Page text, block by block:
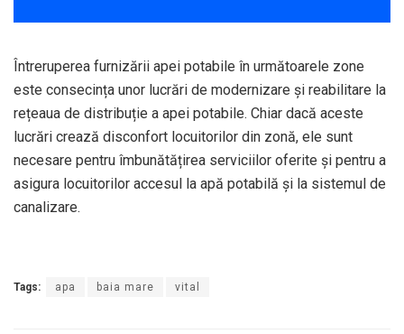
Întreruperea furnizării apei potabile în următoarele zone
este consecința unor lucrări de modernizare și reabilitare la
rețeaua de distribuție a apei potabile. Chiar dacă aceste
lucrări crează disconfort locuitorilor din zonă, ele sunt
necesare pentru îmbunătățirea serviciilor oferite și pentru a
asigura locuitorilor accesul la apă potabilă și la sistemul de
canalizare.
Tags: apa baia mare vital